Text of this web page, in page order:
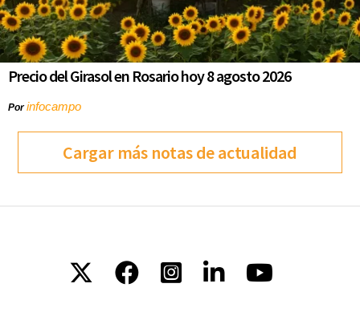
Precio del Girasol en Rosario hoy 8 agosto 2026
Porinfocampo
Cargar más notas de actualidad